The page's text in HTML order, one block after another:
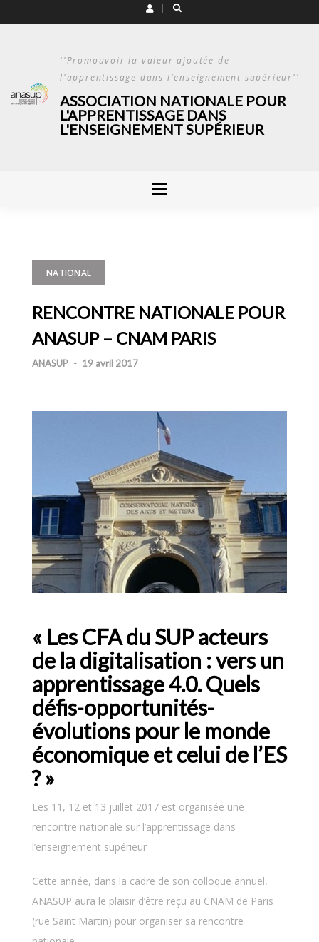
''Promouvoir la valeur ajoutée de
l'apprentissage dans l'enseignement supérieur''
ASSOCIATION NATIONALE POUR
L'APPRENTISSAGE DANS
L'ENSEIGNEMENT SUPÉRIEUR
NATIONAL
RENCONTRE NATIONALE POUR
ANASUP – CNAM PARIS
ANASUP - 19 avril 2017
« Les CFA du SUP acteurs
de la digitalisation : vers un
apprentissage 4.0. Quels
défis-opportunités-
évolutions pour le monde
économique et celui de l’ES
? »
Les 11, 12 et 13 juillet 2017 est organisée une
rencontre nationale sur l’apprentissage dans
l’enseignement supérieur
Cette année, dans la cadre de son colloque annuel,
ANASUP aura le plaisir d’être reçu au CNAM de Paris
(rue Saint Martin) pour organiser sa rencontre